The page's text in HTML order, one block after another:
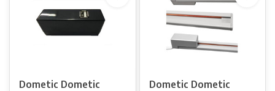
Dometic Dometic
Dometic Dometic